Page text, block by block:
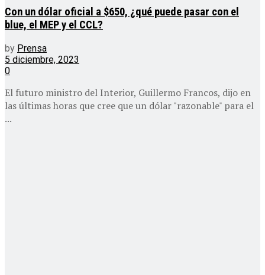
Con un dólar oficial a $650, ¿qué puede pasar con el
blue, el MEP y el CCL?
by Prensa
5 diciembre, 2023
0
El futuro ministro del Interior, Guillermo Francos, dijo en
las últimas horas que cree que un dólar "razonable" para el
...